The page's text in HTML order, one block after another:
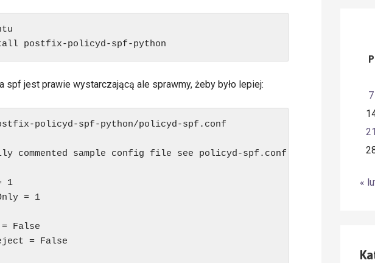
postfix-policyd-spf-python
spf jest prawie wystarczającą ale sprawmy, żeby było lepiej:
policyd-spf-python/policyd-spf.conf
commented sample config file see policyd-spf.conf.commented
1
= 1
= False
= False
P
7
21
«